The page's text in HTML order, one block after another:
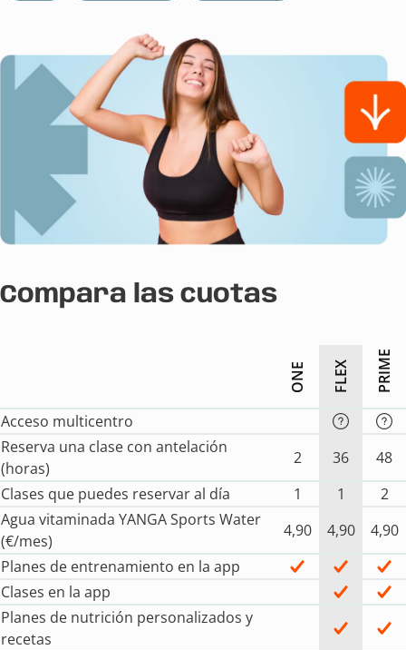
Compara las cuotas
ONE FLEX PRIME
Acceso multicentro
Reserva una clase con antelación
(horas)
2 36
48
Clases que puedes reservar al día
1 1
2
Agua vitaminada YANGA Sports Water
(€/mes)
4,90 4,90
4,90
Planes de entrenamiento en la app
Clases en la app
Planes de nutrición personalizados y
recetas